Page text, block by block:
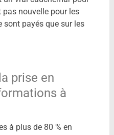
pas nouvelle pour les
sont payés que sur les
prise en
à
à plus de 80 % en